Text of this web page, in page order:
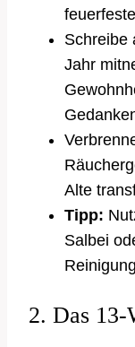
Schreibe
Jahr
Alte
Tipp:
Salbei
2. Das 13-